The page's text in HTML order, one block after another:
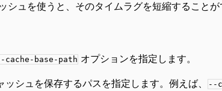
シュを使うと、そのタイムラグを短縮することが
cache-base-path オプションを指定します。
シュを保存するパスを指定します。例えば、 --